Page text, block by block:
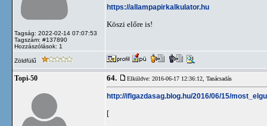
Tagság: 2022-02-14 07:07:53
Tagszám: #137890
Hozzászólások: 1
https://allampapirkalkulator.hu
Köszi előre is!
Zöldfülű
Topi-50 64. Elküldve: 2016-06-17 12:36:12, Tanácsadás
http://iflgazdasag.blog.hu/2016/06/15/
[